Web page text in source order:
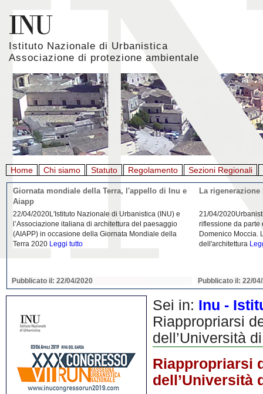
Istituto Nazionale di Urbanistica
Associazione di protezione ambientale
Home Chi siamo Statuto Regolamento Sezioni Regionali
Giornata mondiale della Terra, l'appello di Inu e
Aiapp
22/04/2020L'Istituto Nazionale di Urbanistica (INU) e
l’Associazione italiana di architettura del paesaggio
(AIAPP) in occasione della Giornata Mondiale della
Terra 2020 Leggi tutto
Pubblicato il: 22/04/2020
La
21/04/
riflessione da parte
Domenico Moccia.
dell'architettura
Pubblicato il: 22/
Sei in: Inu -
Riappropriarsi
dell’Università
Riappropriarsi
dell’Università